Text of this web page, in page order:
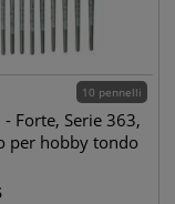
10 pennelli
- Forte, Serie 363,
per hobby tondo